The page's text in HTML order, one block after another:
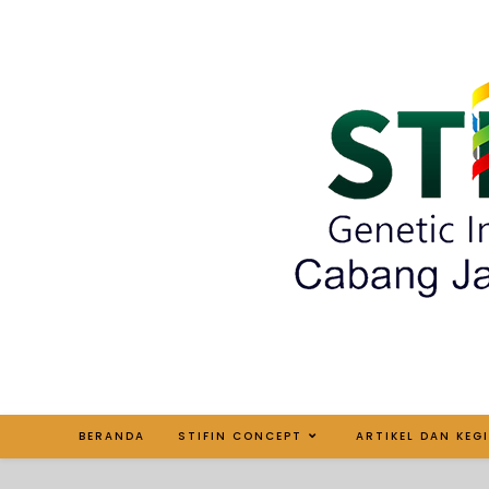
BERANDA STIFIN CONCEPT ARTIKEL DAN